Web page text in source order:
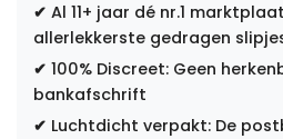
✔ Al 11+ jaar dé nr.1
allerlekkerste gedragen
✔ 100% Discreet: Geen
bankafschrift
✔ Luchtdicht verpakt: De